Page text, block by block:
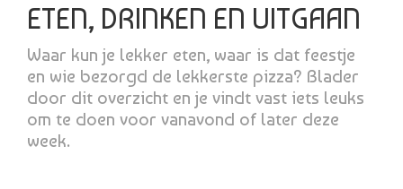
ETEN, DRINKEN EN UITGAAN
Waar kun je lekker eten, waar is dat feestje
en wie bezorgd de lekkerste pizza? Blader
door dit overzicht en je vindt vast iets leuks
om te doen voor vanavond of later deze
week.